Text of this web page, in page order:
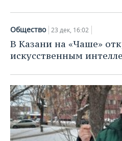
Общество 23 дек, 16:02
В Казани на «Чаше»
искусственным